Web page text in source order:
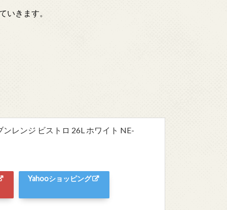
いきます。
レンジ ビストロ 26L ホワイト NE-
Yahooショッピング